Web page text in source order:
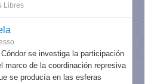
Libres
se investiga la participación
marco de la coordinación represiva
se producía en las esferas